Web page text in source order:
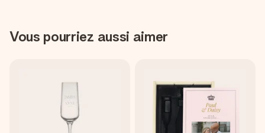
Vous pourriez aussi aimer